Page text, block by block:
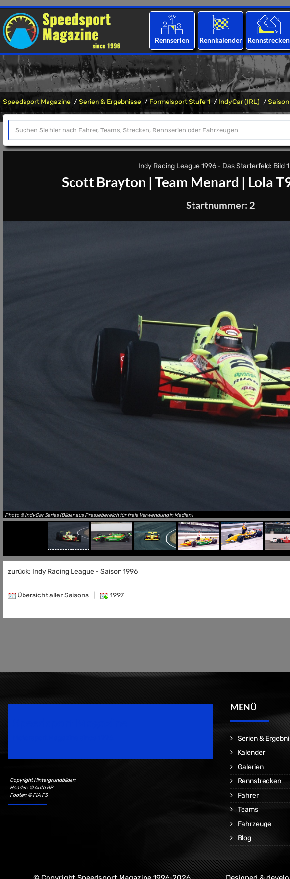
Rennserien Rennkalender Rennstrecken
Speedsport Magazine Serien & Ergebnisse Formelsport Stufe 1 IndyCar (IRL)
Indy Racing League 1996 - Das Starterfeld: Bild
Scott Brayton | Team Menard | Lola
Startnummer: 2
Photo © IndyCar Series (Bilder aus Pressebereich für freie Verwendung in Medien)
zurück: Indy Racing League - Saison 1996
Übersicht aller Saisons 1997
Copyright Hintergrundbilder:
Header: © Auto GP
Footer: © FIA F3
MENÜ
Serien &
Kalender
Galerien
Rennstrecken
Fahrer
Teams
Fahrzeuge
Blog